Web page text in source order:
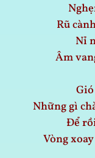
Rũ
Nỉ
Âm
Những gì
Để
Vòng